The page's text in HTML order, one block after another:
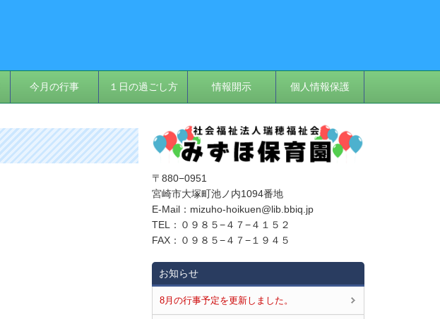
今月の行事 １日の過ごし方 情報開示 個人情報保護
〒880−0951
宮崎市大塚町池ノ内1094番地
E‐Mail：mizuho-hoikuen@lib.bbiq.jp
TEL：０９８５−４７−４１５２
FAX：０９８５−４７−１９４５
お知らせ
8月の行事予定を更新しました。